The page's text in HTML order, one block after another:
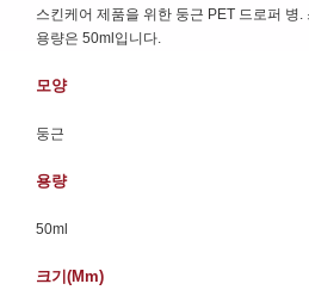
스킨케어 제품을 위한 둥근 PET 드로퍼 병.
용량은 50ml입니다.
모양
둥근
용량
50ml
크기(mm)